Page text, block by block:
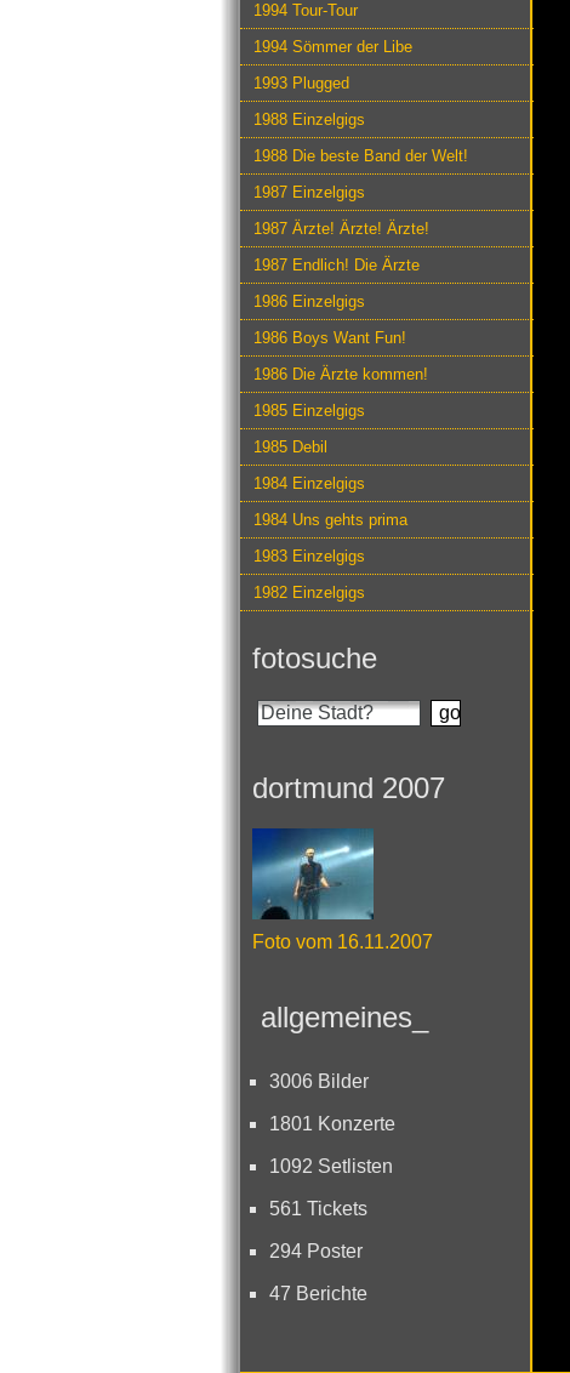
1994 Tour-Tour
1994 Sömmer der Libe
1993 Plugged
1988 Einzelgigs
1988 Die beste Band der Welt!
1987 Einzelgigs
1987 Ärzte! Ärzte! Ärzte!
1987 Endlich! Die Ärzte
1986 Einzelgigs
1986 Boys Want Fun!
1986 Die Ärzte kommen!
1985 Einzelgigs
1985 Debil
1984 Einzelgigs
1984 Uns gehts prima
1983 Einzelgigs
1982 Einzelgigs
fotosuche
dortmund 2007
Foto vom 16.11.2007
allgemeines_
3006 Bilder
1801 Konzerte
1092 Setlisten
561 Tickets
294 Poster
47 Berichte